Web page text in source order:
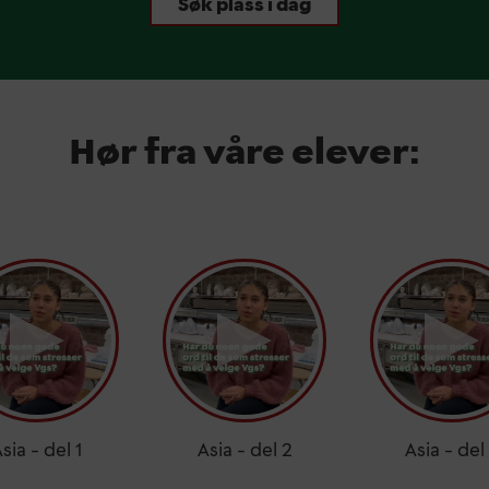
Søk plass i dag
Hør fra våre elever:
– del 1 Asia – del 2 Asia – del